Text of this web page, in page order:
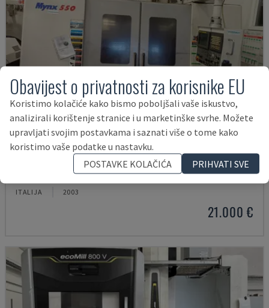
DAEWOO - VERTIKALNI OBRADNI CENTAR
ITALIJA 2003
21.000 €
Obavijest o privatnosti za korisnike EU
Koristimo kolačiće kako bismo poboljšali vaše iskustvo,
analizirali korištenje stranice i u marketinške svrhe. Možete
upravljati svojim postavkama i saznati više o tome kako
koristimo vaše podatke u nastavku.
POSTAVKE KOLAČIĆA
PRIHVATI SVE